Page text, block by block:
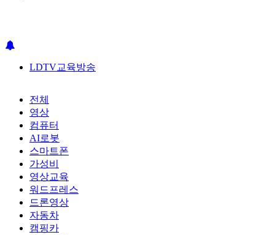
LDTV교육방송
전체
영상
컴퓨터
AI로봇
스마트폰
가성비
영상교육
워드프레스
드론영상
자동차
캠핑카